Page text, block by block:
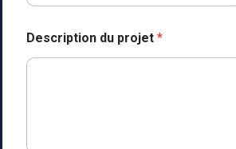
Description du projet *